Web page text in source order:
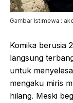
Gambar Istimewa :
Komika berusia
langsung
untuk
mengaku miris
hilang. Meski